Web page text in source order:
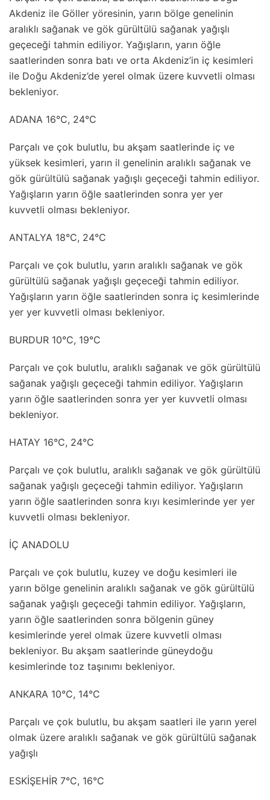
Akdeniz ile Göller yöresinin, yarın bölge genelinin
aralıklı sağanak ve gök gürültülü sağanak yağışlı
geçeceği tahmin ediliyor. Yağışların, yarın öğle
saatlerinden sonra batı ve orta Akdeniz’in iç kesimleri
ile Doğu Akdeniz’de yerel olmak üzere kuvvetli olması
bekleniyor.
ADANA 16°C, 24°C
Parçalı ve çok bulutlu, bu akşam saatlerinde iç ve
yüksek kesimleri, yarın il genelinin aralıklı sağanak ve
gök gürültülü sağanak yağışlı geçeceği tahmin ediliyor.
Yağışların yarın öğle saatlerinden sonra yer yer
kuvvetli olması bekleniyor.
ANTALYA 18°C, 24°C
Parçalı ve çok bulutlu, yarın aralıklı sağanak ve gök
gürültülü sağanak yağışlı geçeceği tahmin ediliyor.
Yağışların yarın öğle saatlerinden sonra iç kesimlerinde
yer yer kuvvetli olması bekleniyor.
BURDUR 10°C, 19°C
Parçalı ve çok bulutlu, aralıklı sağanak ve gök gürültülü
sağanak yağışlı geçeceği tahmin ediliyor. Yağışların
yarın öğle saatlerinden sonra yer yer kuvvetli olması
bekleniyor.
HATAY 16°C, 24°C
Parçalı ve çok bulutlu, aralıklı sağanak ve gök gürültülü
sağanak yağışlı geçeceği tahmin ediliyor. Yağışların
yarın öğle saatlerinden sonra kıyı kesimlerinde yer yer
kuvvetli olması bekleniyor.
İÇ ANADOLU
Parçalı ve çok bulutlu, kuzey ve doğu kesimleri ile
yarın bölge genelinin aralıklı sağanak ve gök gürültülü
sağanak yağışlı geçeceği tahmin ediliyor. Yağışların,
yarın öğle saatlerinden sonra bölgenin güney
kesimlerinde yerel olmak üzere kuvvetli olması
bekleniyor. Bu akşam saatlerinde güneydoğu
kesimlerinde toz taşınımı bekleniyor.
ANKARA 10°C, 14°C
Parçalı ve çok bulutlu, bu akşam saatleri ile yarın yerel
olmak üzere aralıklı sağanak ve gök gürültülü sağanak
yağışlı
ESKİŞEHİR 7°C, 16°C